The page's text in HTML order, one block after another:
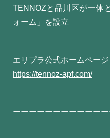
TENNOZと品川区が一体
ォーム」を設立
エリプラ公式ホームページ
https://tennoz-apf.com/
ーーーーーーーーーーー